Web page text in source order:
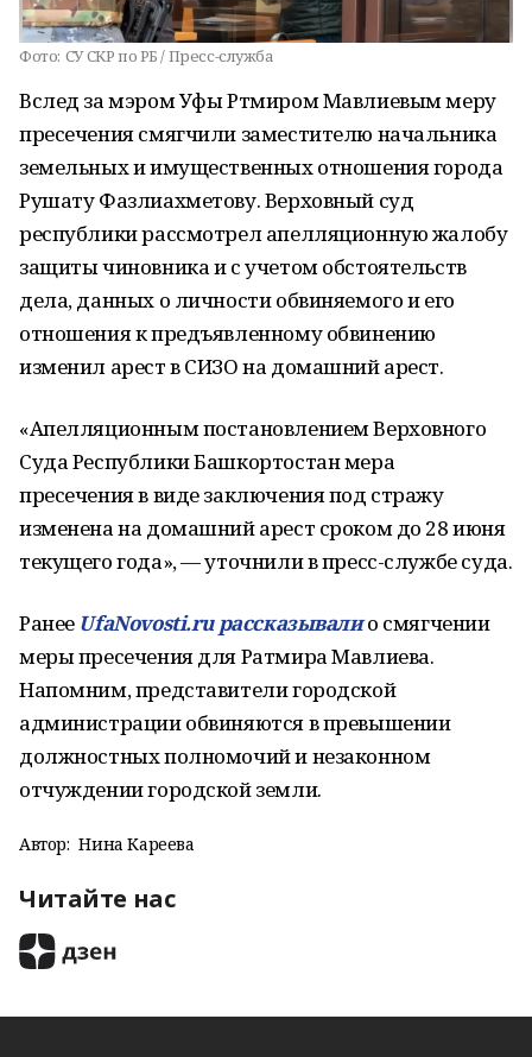
Фото: СУ СКР по РБ / Пресс-служба
Вслед за мэром Уфы Ртмиром Мавлиевым меру
пресечения смягчили заместителю начальника
земельных и имущественных отношения города
Рушату Фазлиахметову. Верховный суд
республики рассмотрел апелляционную жалобу
защиты чиновника и с учетом обстоятельств
дела, данных о личности обвиняемого и его
отношения к предъявленному обвинению
изменил арест в СИЗО на домашний арест.
«Апелляционным постановлением Верховного
Суда Республики Башкортостан мера
пресечения в виде заключения под стражу
изменена на домашний арест сроком до 28 июня
текущего года», — уточнили в пресс-службе суда.
Ранее UfaNovosti.ru рассказывалио смягчении
меры пресечения для Ратмира Мавлиева.
Напомним, представители городской
администрации обвиняются в превышении
должностных полномочий и незаконном
отчуждении городской земли.
Автор: Нина Кареева
Читайте нас